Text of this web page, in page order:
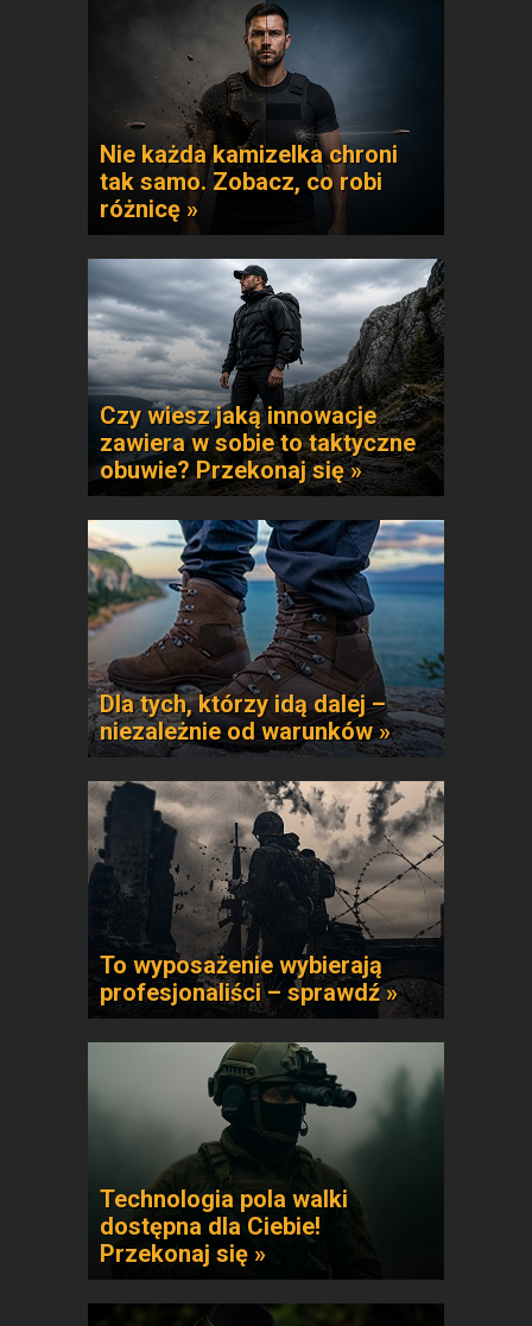
Nie każda kamizelka chroni
tak samo. Zobacz, co robi
różnicę »
Czy wiesz jaką innowacje
zawiera w sobie to taktyczne
obuwie? Przekonaj się »
Dla tych, którzy idą dalej –
niezależnie od warunków »
To wyposażenie wybierają
profesjonaliści – sprawdź »
Technologia pola walki
dostępna dla Ciebie!
Przekonaj się »